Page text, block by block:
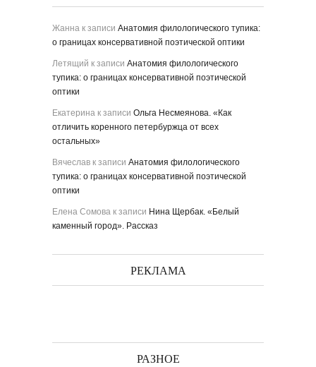
Жанна к записи Анатомия филологического тупика:
о границах консервативной поэтической оптики
Летящий к записи Анатомия филологического
тупика: о границах консервативной поэтической
оптики
Екатерина к записи Ольга Несмеянова. «Как
отличить коренного петербуржца от всех
остальных»
Вячеслав к записи Анатомия филологического
тупика: о границах консервативной поэтической
оптики
Елена Сомова к записи Нина Щербак. «Белый
каменный город». Рассказ
РЕКЛАМА
РАЗНОЕ